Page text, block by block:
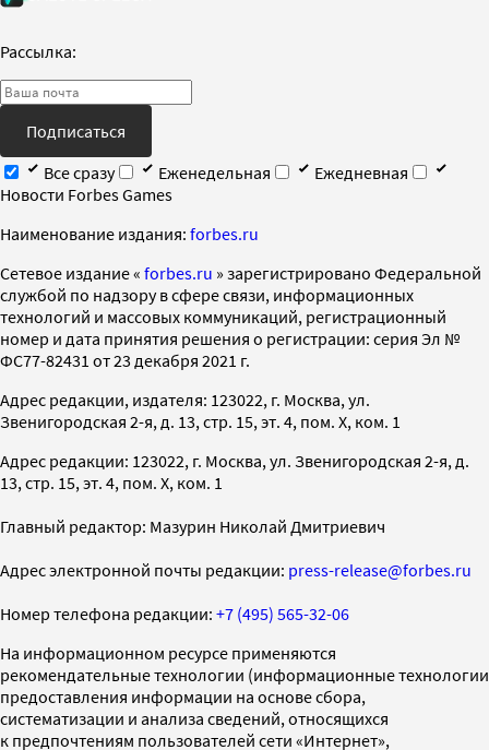
Рассылка:
Подписаться
Все сразу
Еженедельная
Ежедневная
Новости Forbes Games
Наименование издания: forbes.ru
Cетевое издание « forbes.ru » зарегистрировано Федеральной
службой по надзору в сфере связи, информационных
технологий и массовых коммуникаций, регистрационный
номер и дата принятия решения о регистрации: серия Эл №
ФС77-82431 от 23 декабря 2021 г.
Адрес редакции, издателя: 123022, г. Москва, ул.
Звенигородская 2-я, д. 13, стр. 15, эт. 4, пом. X, ком. 1
Адрес редакции: 123022, г. Москва, ул. Звенигородская 2-я, д.
13, стр. 15, эт. 4, пом. X, ком. 1
Главный редактор: Мазурин Николай Дмитриевич
Адрес электронной почты редакции: press-release@forbes.ru
Номер телефона редакции: +7 (495) 565-32-06
На информационном ресурсе применяются
рекомендательные технологии (информационные технологии
предоставления информации на основе сбора,
систематизации и анализа сведений, относящихся
к предпочтениям пользователей сети «Интернет»,